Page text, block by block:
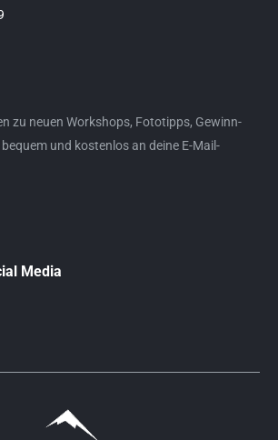
zu neuen Workshops, Fototipps, Gewinn-
und kostenlos an deine E-Mail-
Media